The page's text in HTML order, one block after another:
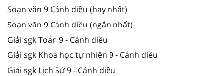
Soạn văn 9 Cánh diều (hay nhất)
Soạn văn 9 Cánh diều (ngắn nhất)
Giải sgk Toán 9 - Cánh diều
Giải sgk Khoa học tự nhiên 9 - Cánh diều
Giải sgk Lịch Sử 9 - Cánh diều